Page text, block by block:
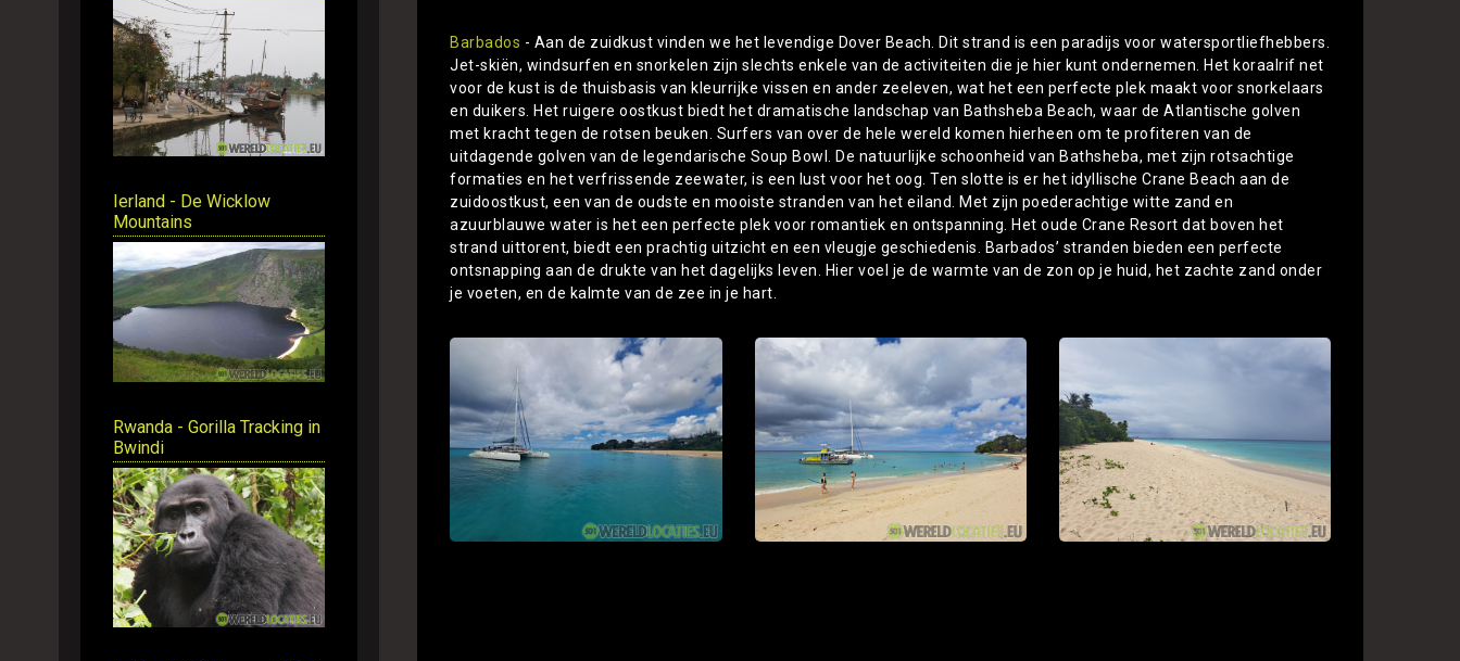
Ierland - De Wicklow
Mountains
Rwanda - Gorilla Tracking in
Bwindi
Barbados - Aan de zuidkust vinden we het levendige Dover Beach. Dit strand is een paradijs voor watersportliefhebbers.
Jet-skiën, windsurfen en snorkelen zijn slechts enkele van de activiteiten die je hier kunt ondernemen. Het koraalrif net
voor de kust is de thuisbasis van kleurrijke vissen en ander zeeleven, wat het een perfecte plek maakt voor snorkelaars
en duikers. Het ruigere oostkust biedt het dramatische landschap van Bathsheba Beach, waar de Atlantische golven
met kracht tegen de rotsen beuken. Surfers van over de hele wereld komen hierheen om te profiteren van de
uitdagende golven van de legendarische Soup Bowl. De natuurlijke schoonheid van Bathsheba, met zijn rotsachtige
formaties en het verfrissende zeewater, is een lust voor het oog. Ten slotte is er het idyllische Crane Beach aan de
zuidoostkust, een van de oudste en mooiste stranden van het eiland. Met zijn poederachtige witte zand en
azuurblauwe water is het een perfecte plek voor romantiek en ontspanning. Het oude Crane Resort dat boven het
strand uittorent, biedt een prachtig uitzicht en een vleugje geschiedenis. Barbados’ stranden bieden een perfecte
ontsnapping aan de drukte van het dagelijks leven. Hier voel je de warmte van de zon op je huid, het zachte zand onder
je voeten, en de kalmte van de zee in je hart.